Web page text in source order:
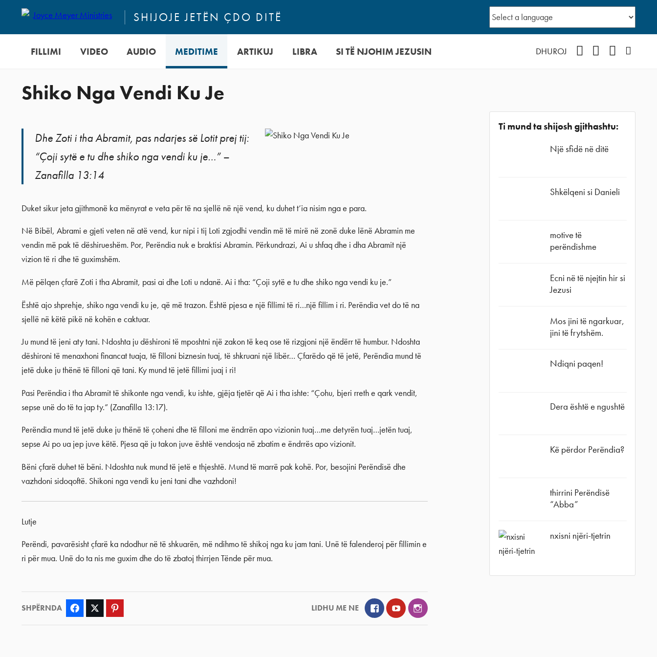
SHIJOJE JETËN ÇDO DITË
FILLIMI VIDEO AUDIO MEDITIME ARTIKUJ LIBRA SI TË NJOHIM JEZUSIN DHUROJ YouTubeInstagram
Shiko Nga Vendi Ku Je
Dhe Zoti i tha Abramit, pas ndarjes së Lotit prej tij:
“Çoji sytë e tu dhe shiko nga vendi ku je…” –
Zanafilla 13:14
Duket sikur jeta gjithmonë ka mënyrat e veta për të na sjellë në një vend, ku duhet t’ia nisim nga e para.
Në Bibël, Abrami e gjeti veten në atë vend, kur nipi i tij Loti zgjodhi vendin më të mirë në zonë duke lënë Abramin me
vendin më pak të dëshirueshëm. Por, Perëndia nuk e braktisi Abramin. Përkundrazi, Ai u shfaq dhe i dha Abramit një
vizion të ri dhe të guximshëm.
Më pëlqen çfarë Zoti i tha Abramit, pasi ai dhe Loti u ndanë. Ai i tha: “Çoji sytë e tu dhe shiko nga vendi ku je.”
Është ajo shprehje, shiko nga vendi ku je, që më trazon. Është pjesa e një fillimi të ri…një fillim i ri. Perëndia vet do të na
sjellë në këtë pikë në kohën e caktuar.
Ju mund të jeni aty tani. Ndoshta ju dëshironi të mposhtni një zakon të keq ose të rizgjoni një ëndërr të humbur. Ndoshta
dëshironi të menaxhoni financat tuaja, të filloni biznesin tuaj, të shkruani një libër… Çfarëdo që të jetë, Perëndia mund të
jetë duke ju thënë të filloni që tani. Ky mund të jetë fillimi juaj i ri!
Pasi Perëndia i tha Abramit të shikonte nga vendi, ku ishte, gjëja tjetër që Ai i tha ishte: “Çohu, bjeri rreth e qark vendit,
sepse unë do të ta jap ty.” (Zanafilla 13:17).
Perëndia mund të jetë duke ju thënë të çoheni dhe të filloni me ëndrrën apo vizionin tuaj…me detyrën tuaj…jetën tuaj,
sepse Ai po ua jep juve këtë. Pjesa që ju takon juve është vendosja në zbatim e ëndrrës apo vizionit.
Bëni çfarë duhet të bëni. Ndoshta nuk mund të jetë e thjeshtë. Mund të marrë pak kohë. Por, besojini Perëndisë dhe
vazhdoni sidoqoftë. Shikoni nga vendi ku jeni tani dhe vazhdoni!
Lutje
Perëndi, pavarësisht çfarë ka ndodhur në të shkuarën, më ndihmo të shikoj nga ku jam tani. Unë të falenderoj për fillimin e
ri për mua. Unë do ta nis me guxim dhe do të zbatoj thirrjen Tënde për mua.
SHPËRNDA Facebook Twitter LIDHU ME NE FacebookYouTubeInstagram
Ti mund ta shijosh gjithashtu:
Një sfidë në ditë
Shkëlqeni si Danieli
motive të
perëndishme
Ecni në të njejtin hir si
Jezusi
Mos jini të ngarkuar,
jini të frytshëm.
Ndiqni paqen!
Dera është e ngushtë
Kë përdor Perëndia?
thirrini Perëndisë
“Abba”
nxisni njëri-tjetrin